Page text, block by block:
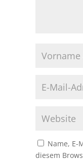
Name, E-
diesem